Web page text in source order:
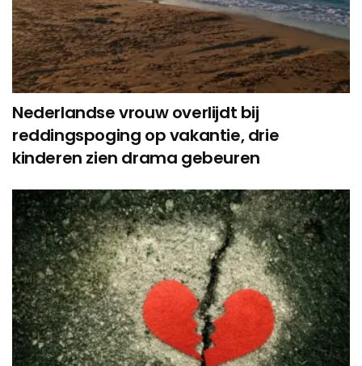
Nederlandse vrouw overlijdt bij
reddingspoging op vakantie, drie
kinderen zien drama gebeuren